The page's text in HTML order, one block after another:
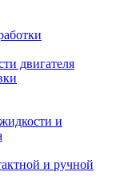
двигателя
и
и ручной